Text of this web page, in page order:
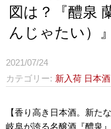
図は？『醴泉
んじゃたい）』
2021/07/24
カテゴリー
新入荷 日本酒
【香り高き日本酒。新た
岐阜が誇る名醸酒『醴泉